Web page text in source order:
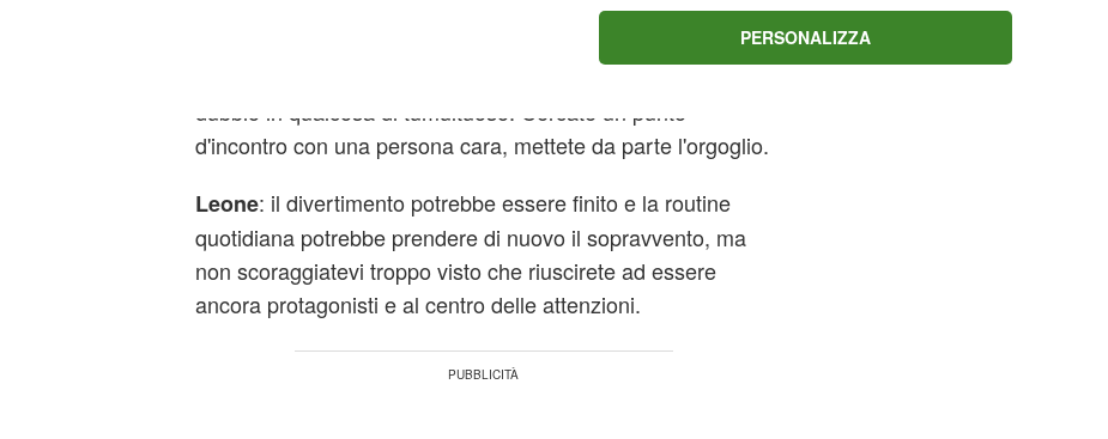
dubbio in qualcosa di tumultuoso. Cercate un punto
d'incontro con una persona cara, mettete da parte l'orgoglio.
Leone: il divertimento potrebbe essere finito e la routine
quotidiana potrebbe prendere di nuovo il sopravvento, ma
non scoraggiatevi troppo visto che riuscirete ad essere
ancora protagonisti e al centro delle attenzioni.
PERSONALIZZA